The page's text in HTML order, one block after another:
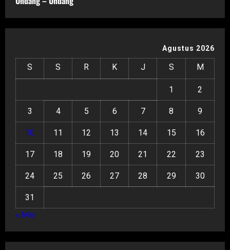
Agustus 2026
S S R K J S M
1 2
3 4 5 6 7 8 9
10 11 12 13 14 15 16
17 18 19 20 21 22 23
24 25 26 27 28 29 30
31
« Mar